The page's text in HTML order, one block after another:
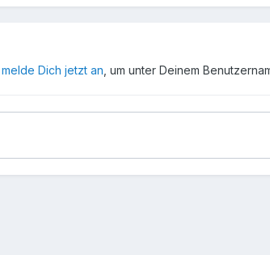
melde Dich jetzt an , um unter Deinem